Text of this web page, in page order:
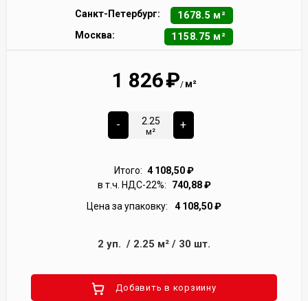
Санкт-Петербург:
1678.5 м²
Москва:
1158.75 м²
1 826₽/ м²
-
м²
+
Итого: 4 108,50₽
в т.ч. НДС-22%:
740,88₽
Цена за упаковку:
4 108,50₽
2 уп. / 2.25 м² / 30 шт.
Добавить в корзиину